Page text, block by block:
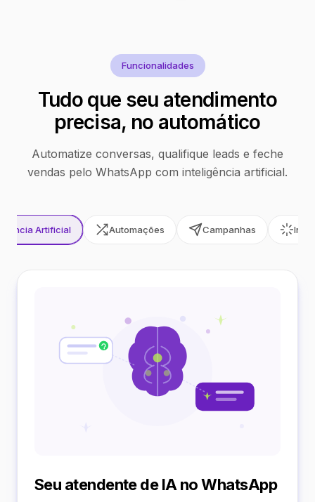
Funcionalidades
Tudo que seu atendimento
precisa, no automático
Automatize conversas, qualifique leads e feche
vendas pelo WhatsApp com inteligência artificial.
Artificial Automações Campanhas
Seu atendente de IA no WhatsApp